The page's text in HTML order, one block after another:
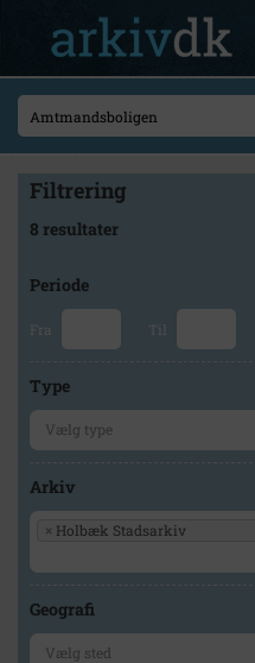
Filtrering
8 resultater
Periode
Fra Til
Type
Arkiv
× Holbæk Stadsarkiv
Geografi